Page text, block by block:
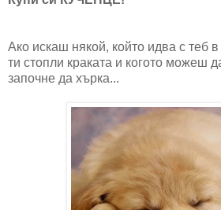
Ако искаш някой, който идва с теб
ти стопли краката и когото можеш
започне да хърка...